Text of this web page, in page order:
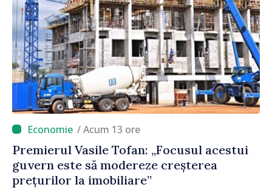
/ Acum 13 ore
Premierul Vasile Tofan: „Focusul acestui
guvern este să modereze creșterea
prețurilor la imobiliare”